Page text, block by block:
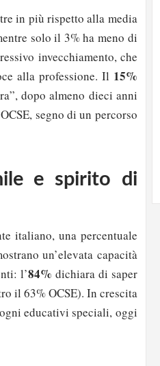
in più rispetto alla media
solo il 3% ha meno di
invecchiamento, che
alla professione. Il 15%
dopo almeno dieci anni
segno di un percorso
e spirito di
italiano, una percentuale
un’elevata capacità
l’84% dichiara di saper
il 63% OCSE). In crescita
educativi speciali, oggi